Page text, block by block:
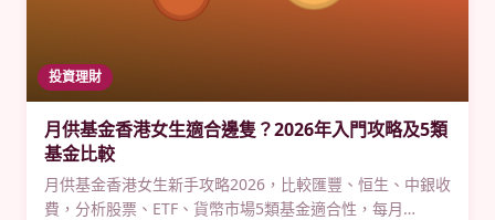
投資理財
月供基金香港女生適合邊隻？2026年入門攻略及5類
基金比較
月供基金香港女生新手攻略2026，比較匯豐、恒生、中銀收
費，分析股票、ETF、貨幣市場5類基金適合性，每月